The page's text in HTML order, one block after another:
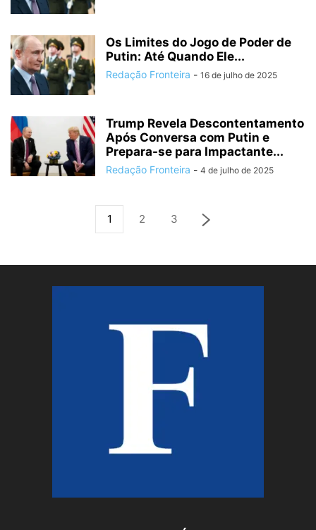
Os Limites do Jogo de Poder de
Putin: Até Quando Ele...
Redação Fronteira - 16 de julho de 2025
Trump Revela Descontentamento
Após Conversa com Putin e
Prepara-se para Impactante...
Redação Fronteira - 4 de julho de 2025
1 2 3